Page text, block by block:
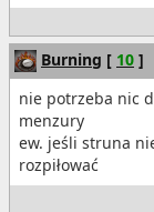
Burning [ 10 ]
nie potrzeba nic
menzury
ew. jeśli struna
rozpiłować